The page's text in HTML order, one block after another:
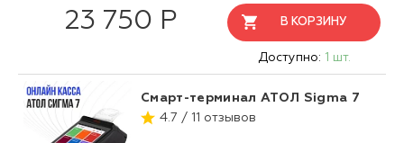
23 750 Р В КОРЗИНУ
Доступно: 1 шт.
Смарт-терминал АТОЛ Sigma 7
4.7 / 11 отзывов